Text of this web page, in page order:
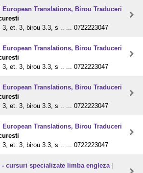
European Translations, Birou Traduceri
et. 3, birou 3.3, s .. ... 0722223047
European Translations, Birou Traduceri
et. 3, birou 3.3, s .. ... 0722223047
European Translations, Birou Traduceri
et. 3, birou 3.3, s .. ... 0722223047
European Translations, Birou Traduceri
et. 3, birou 3.3, s .. ... 0722223047
- cursuri specializate limba engleza